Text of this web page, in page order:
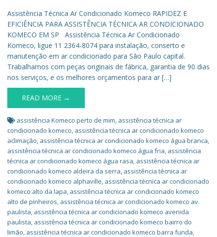
Assistência Técnica Ar Condicionado Komeco RAPIDEZ E
EFICIÊNCIA PARA ASSISTÊNCIA TÉCNICA AR CONDICIONADO
KOMECO EM SP Assistência Técnica Ar Condicionado
Komeco, ligue 11 2364-8074 para instalação, conserto e
manutenção em ar condicionado para São Paulo capital.
Trabalhamos com peças originais de fábrica, garantia de 90 dias
nos serviços, e os melhores orçamentos para ar […]
READ MORE →
assistência Komeco perto de mim, assistência técnica ar
condicionado komeco, assistência técnica ar condicionado komeco
aclimação, assistência técnica ar condicionado komeco água branca,
assistência técnica ar condicionado komeco água fria, assistência
técnica ar condicionado komeco água rasa, assistência técnica ar
condicionado komeco aldeira da serra, assistência técnica ar
condicionado komeco alphaville, assistência técnica ar condicionado
komeco alto da lapa, assistência técnica ar condicionado komeco
alto de pinheiros, assistência técnica ar condicionado komeco av.
paulista, assistência técnica ar condicionado komeco avenida
paulista, assistência técnica ar condicionado komeco bairro do
limão, assistência técnica ar condicionado komeco barra funda,